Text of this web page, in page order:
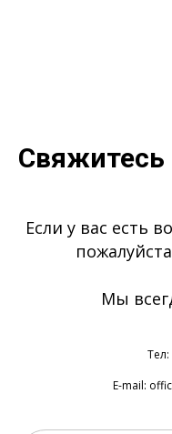
Свяжитесь
Если у вас есть
Мы
Тел:
E-mail: